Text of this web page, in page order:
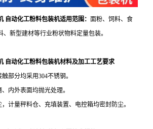
自动化工粉料包装机适用范围： 面粉、饲料、食
、新型建材等行业粉状物料定量包装。
自动化工粉料包装机材料及加工工艺要求
部分均采用304不锈钢。
内外表面均抛光处理。
计量秤料仓、充填装置、电控箱均密封防尘。